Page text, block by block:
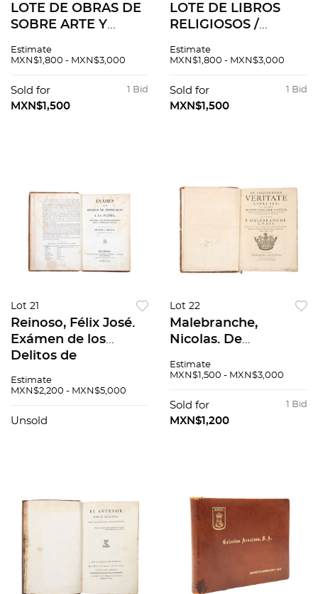
LOTE DE OBRAS DE
SOBRE ARTE Y
Claudio Linati,
litografías.
Homenaje a la
Estimate
MXN$1,800 - MXN$3,000
1 Bid
Sold for
MXN$1,500
LOTE DE LIBROS
RELIGIOSOS /
DIFERENTES TEMAS.
Sagrada Biblia.
Álbum del 450
Estimate
MXN$1,800 - MXN$3,000
1 Bid
Sold for
MXN$1,500
Lot 21
Reinoso, Félix José.
Exámen de los
Delitos de
Patria, Imputados á
Burdeos, 1818 2da
Estimate
MXN$2,200 - MXN$5,000
Unsold
Lot 22
Malebranche,
Nicolas. De
Libri Sex, in Quibus
Natura Genevæ,
1689
Estimate
MXN$1,500 - MXN$3,000
1 Bid
Sold for
MXN$1,200